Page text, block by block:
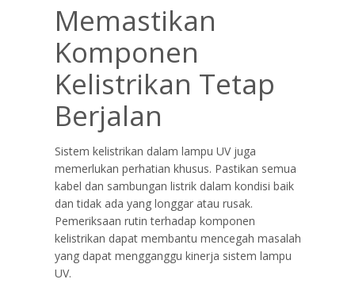
Memastikan
Komponen
Kelistrikan Tetap
Berjalan
Sistem kelistrikan dalam lampu UV juga
memerlukan perhatian khusus. Pastikan semua
kabel dan sambungan listrik dalam kondisi baik
dan tidak ada yang longgar atau rusak.
Pemeriksaan rutin terhadap komponen
kelistrikan dapat membantu mencegah masalah
yang dapat mengganggu kinerja sistem lampu
UV.